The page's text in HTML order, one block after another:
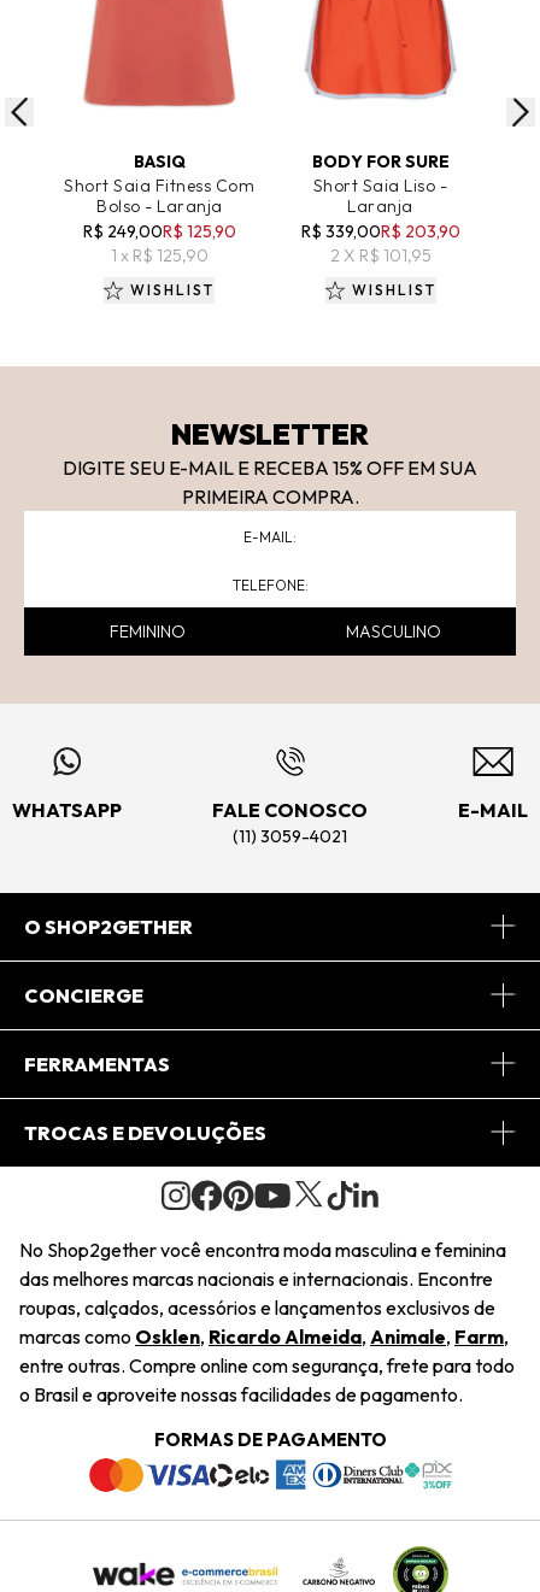
BASIQ
Short Saia Fitness Com
Bolso - Laranja
R$ 249,00R$ 125,90
1 x R$ 125,90
WISHLIST
BODY FOR SURE
Short Saia Liso -
Laranja
R$ 339,00R$ 203,90
2 X R$ 101,95
WISHLIST
NEWSLETTER
DIGITE SEU E-MAIL E RECEBA 15% OFF EM SUA
PRIMEIRA COMPRA.
FEMININO MASCULINO
WHATSAPP FALE CONOSCO
(11) 3059-4021
E-MAIL
O SHOP2GETHER
Sobre Nós
Journal
Saiu na Mídia
Sustentabilidade
Navegando
Termos e Condições
Trabalhe Conosco
CONCIERGE
Central de Relacionamento
Regulamento e Promoções
FERRAMENTAS
Minha Conta
Pedido de Presente
Wishlist
TROCAS E DEVOLUÇÕES
Condições Gerais
Troca Fácil
Restituição de Pagamento
Dúvidas Frequentes
Termos e Condições
Política de Privacidade
No Shop2gether você encontra moda masculina e feminina
das melhores marcas nacionais e internacionais. Encontre
roupas, calçados, acessórios e lançamentos exclusivos de
marcas como Osklen, Ricardo Almeida, Animale, Farm,
entre outras. Compre online com segurança, frete para todo
o Brasil e aproveite nossas facilidades de pagamento.
FORMAS DE PAGAMENTO